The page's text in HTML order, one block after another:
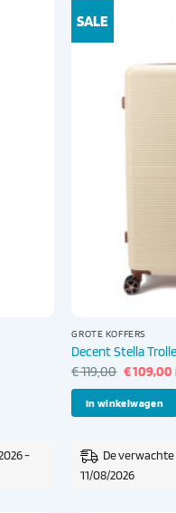
-
SALE
GROTE KOFFERS
Decent Stella
€119,00
was:
€ 119,00.
€109,00
In winkelwagen
De
11/08/2026